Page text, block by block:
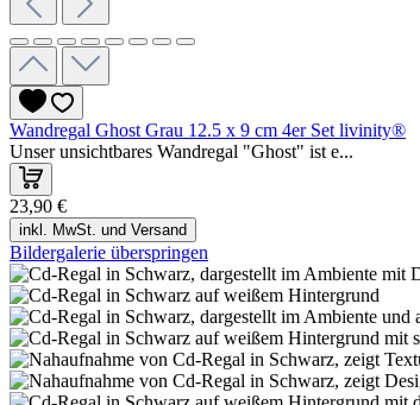
Wandregal Ghost Grau 12.5 x 9 cm 4er Set livinity®
Unser unsichtbares Wandregal "Ghost" ist e...
23,90 €
inkl. MwSt. und Versand
Bildergalerie überspringen